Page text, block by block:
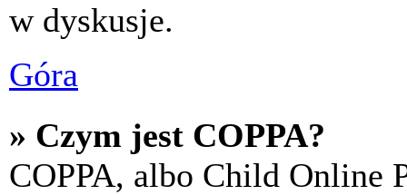
w dyskusje.
Góra
» Czym jest COPPA?
COPPA, albo Child Online